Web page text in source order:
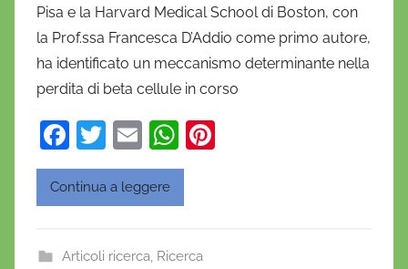
e
l
a
D
Pisa e la Harvard Medical School di Boston, con
la Prof.ssa Francesca D’Addio come primo autore,
ha identificato un meccanismo determinante nella
perdita di beta cellule in corso
F
a
c
b
T
w
itt
E
m
ai
W
h
A
Continua a leggere
Articoli ricerca, Ricerca